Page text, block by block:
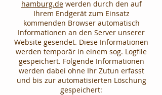
hamburg.dewerden durch den auf
Ihrem Endgerät zum Einsatz
kommenden Browser automatisch
Informationen an den Server unserer
Website gesendet. Diese Informationen
werden temporär in einem sog. Logfile
gespeichert. Folgende Informationen
werden dabei ohne Ihr Zutun erfasst
und bis zur automatisierten Löschung
gespeichert: